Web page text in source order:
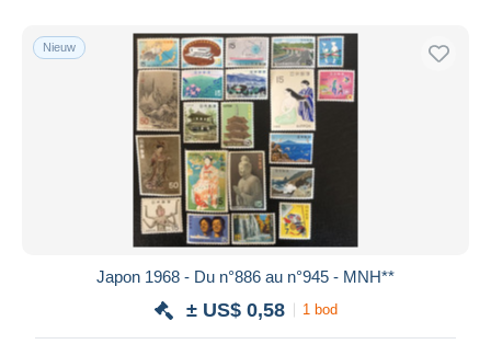
Nieuw
Japon 1968 - Du n°886 au n°945 - MNH**
± US$ 0,58 1 bod